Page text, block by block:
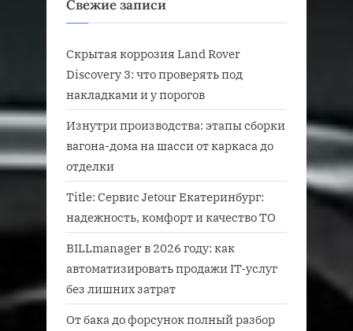
Свежие записи
Скрытая коррозия Land Rover
Discovery 3: что проверять под
накладками и у порогов
Изнутри производства: этапы сборки
вагона-дома на шасси от каркаса до
отделки
Title: Сервис Jetour Екатеринбург:
надежность, комфорт и качество ТО
BILLmanager в 2026 году: как
автоматизировать продажи IT-услуг
без лишних затрат
От бака до форсунок полный разбор